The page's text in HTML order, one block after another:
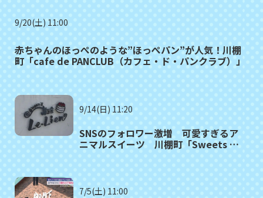
9/20(土) 11:00
赤ちゃんのほっぺのような”ほっぺパン”が人気！川棚
町「cafe de PANCLUB（カフェ・ド・パンクラブ）」
9/14(日) 11:20
SNSのフォロワー激増 可愛すぎるア
ニマルスイーツ 川棚町「Sweets 夢
7/5(土) 11:00